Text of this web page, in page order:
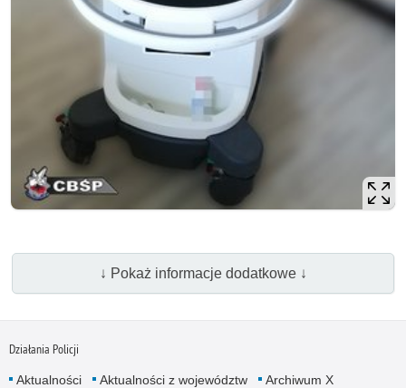
↓ Pokaż informacje dodatkowe ↓
Działania Policji
Aktualności Aktualności z województw
Archiwum X